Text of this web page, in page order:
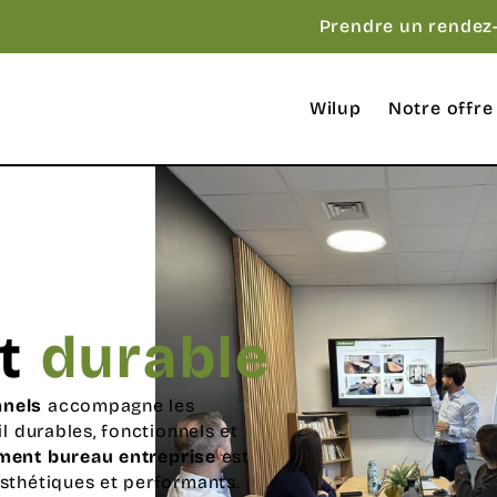
Prendre un
Wilup Notre offre
durable
accompagne les
durables, fonctionnels et
bureau entrepriseest
et performants.